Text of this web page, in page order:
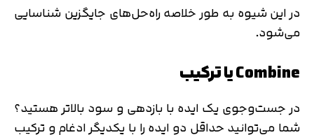
در این شیوه به طور خلاصه راه‌حل‌های جایگزین شناسایی
می‌شود.
Combine یا ترکیب
در جست‌وجوی یک ایده با بازدهی و سود بالاتر هستید؟
شما می‌توانید حداقل دو ایده را با یکدیگر ادغام و ترکیب